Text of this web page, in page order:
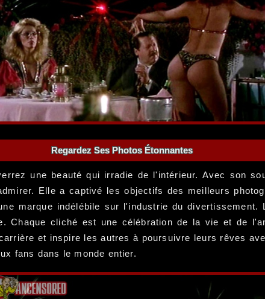
Regardez Ses Photos Étonnantes
une beauté qui irradie de l'intérieur. Avec son
Elle a captivé les objectifs des meilleurs
marque indélébile sur l'industrie du
Chaque cliché est une célébration de la vie et de
et inspire les autres à poursuivre leurs rêves
fans dans le monde entier.